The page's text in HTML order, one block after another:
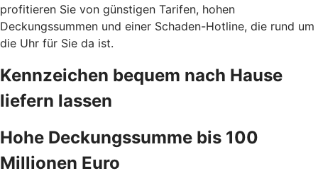
profitieren Sie von günstigen Tarifen, hohen
Deckungssummen und einer Schaden-Hotline, die rund um
die Uhr für Sie da ist.
Kennzeichen bequem nach Hause
liefern lassen
Hohe Deckungssumme bis 100
Millionen Euro